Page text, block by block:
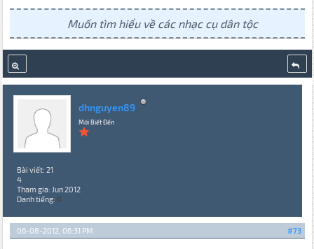
Muốn tìm hiểu về các nhạc cụ dân tộc
dhnguyen89
Mới Biết Đến
Bài viết: 21
4
Tham gia: Jun 2012
Danh tiếng: 0
#73
06-08-2012, 06:31 PM